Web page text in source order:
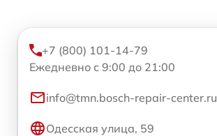
+7 (800) 101-14-79
Ежедневно с 9:00 до 21:00
info@tmn.bosch-repair-center.ru
Одесская улица, 59